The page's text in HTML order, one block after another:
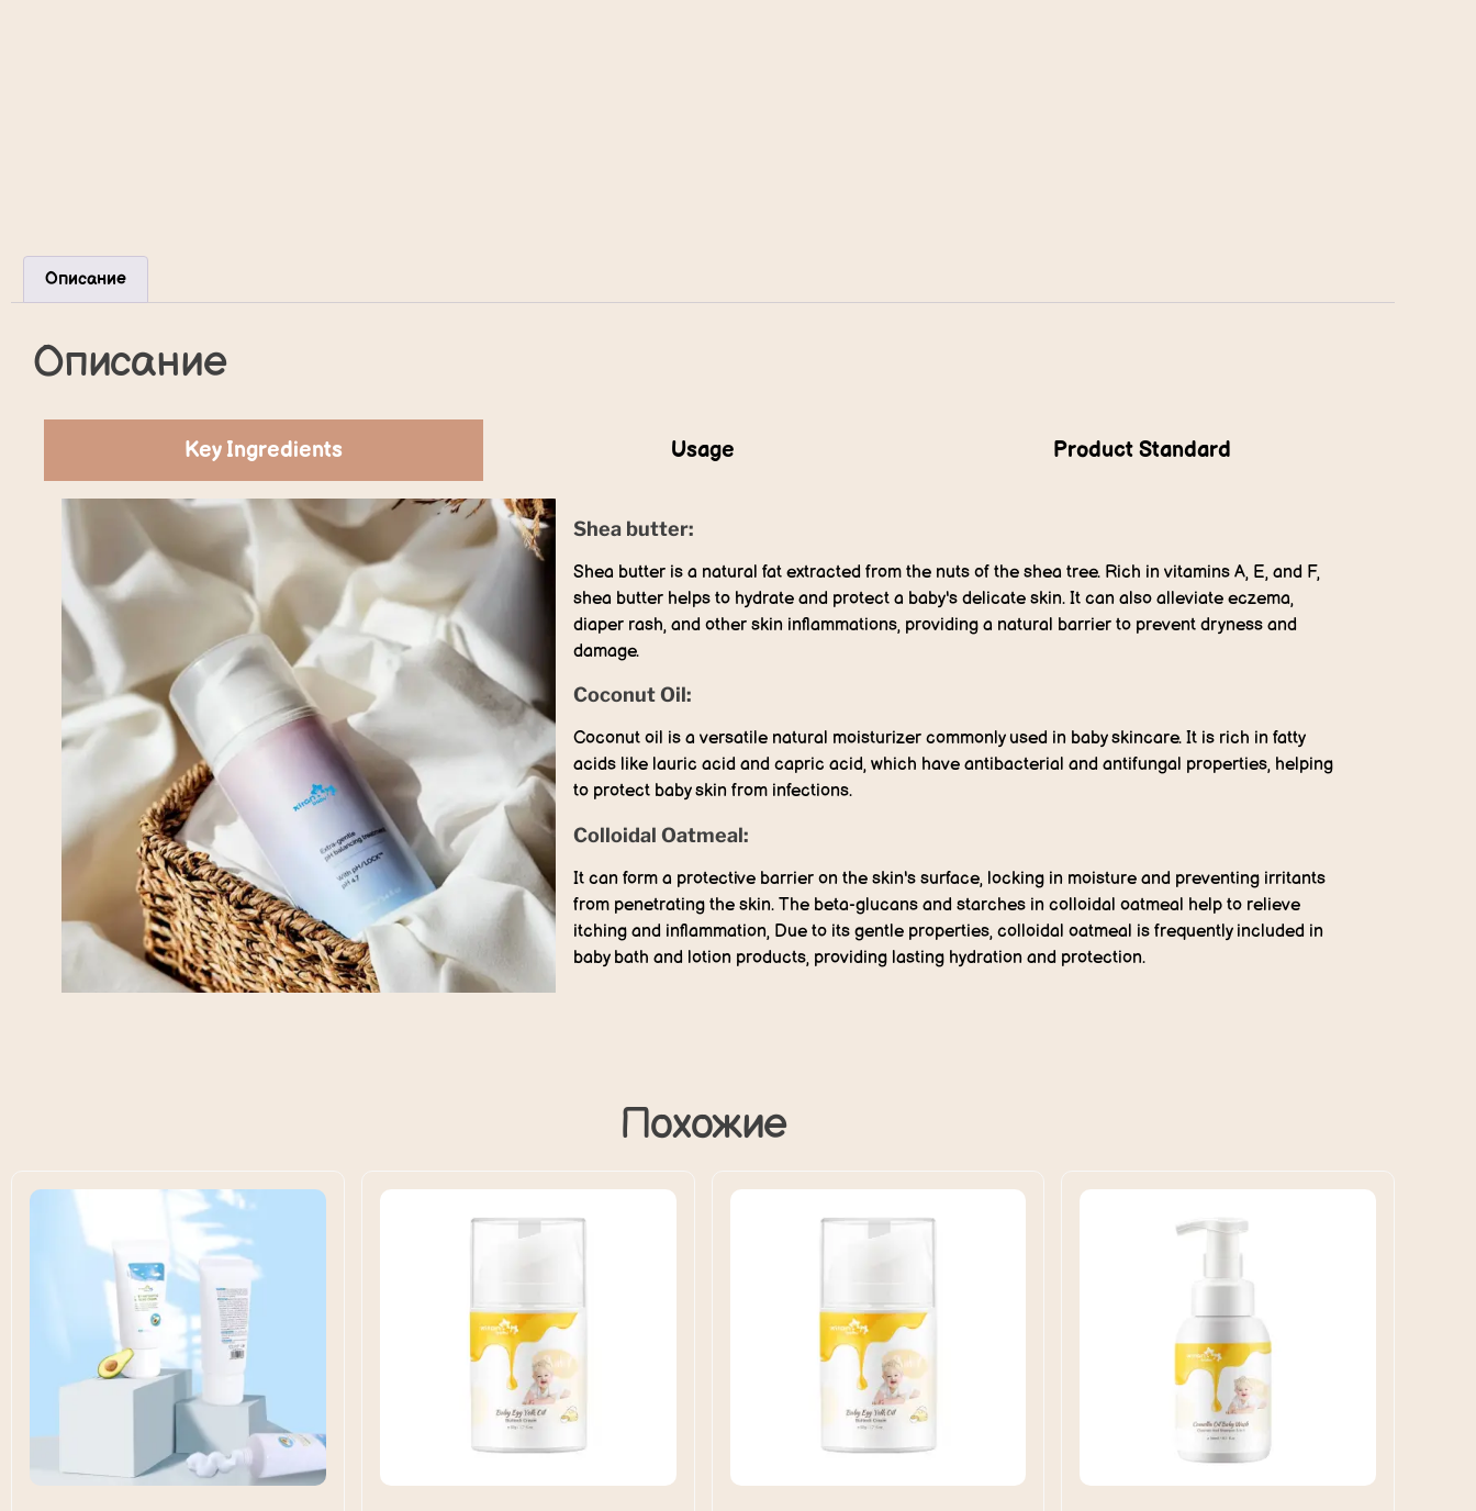
Описание
Описание
Key Ingredients Usage Product Standard
Shea butter:
Shea butter is a natural fat extracted from the nuts of the shea tree. Rich in vitamins A, E, and F,
shea butter helps to hydrate and protect a baby's delicate skin. It can also alleviate eczema,
diaper rash, and other skin inflammations, providing a natural barrier to prevent dryness and
damage.
Coconut Oil:
Coconut oil is a versatile natural moisturizer commonly used in baby skincare. It is rich in fatty
acids like lauric acid and capric acid, which have antibacterial and antifungal properties, helping
to protect baby skin from infections.
Colloidal Oatmeal:
It can form a protective barrier on the skin's surface, locking in moisture and preventing irritants
from penetrating the skin. The beta-glucans and starches in colloidal oatmeal help to relieve
itching and inflammation, Due to its gentle properties, colloidal oatmeal is frequently included in
baby bath and lotion products, providing lasting hydration and protection.
Похожие